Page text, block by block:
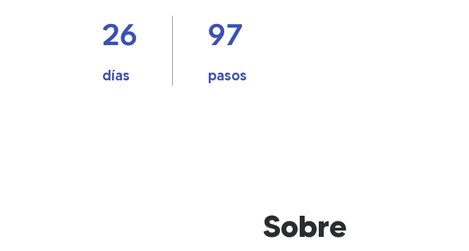
26
días
97
pasos
Sobre